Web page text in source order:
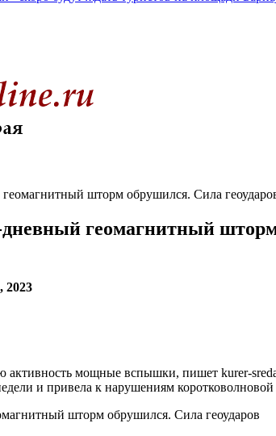
шторм обрушился. Сила
геомагнитный шторм
2023
активность мощные вспышки, пишет kurer-
и привела к нарушениям коротковолновой